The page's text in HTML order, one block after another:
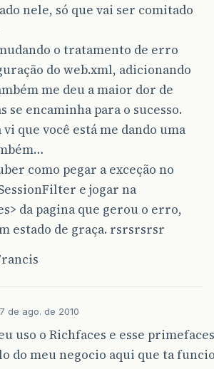
nele, só que vai ser comitado
o tratamento de erro
do web.xml, adicionando
me deu a maior dor de
se encaminha para o sucesso.
que você está me dando uma
como pegar a exceção no
e jogar na
da pagina que gerou o erro,
estado de graça. rsrsrsrsr
de ago. de 2010
uso o Richfaces e esse
do meu negocio aqui que ta